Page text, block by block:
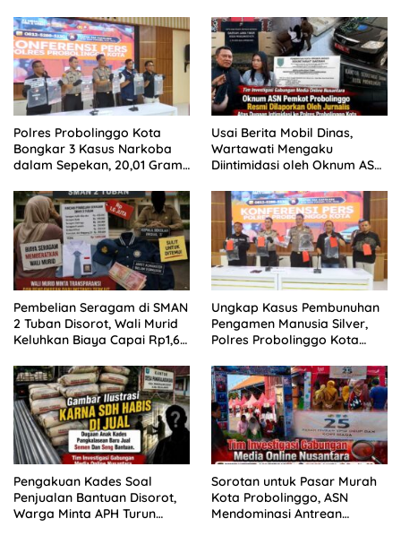
Polres Probolinggo Kota
Bongkar 3 Kasus Narkoba
dalam Sepekan, 20,01 Gram
Usai Berita Mobil Dinas,
Wartawati Mengaku
Diintimidasi oleh Oknum ASN
Tempuh Jalur Hukum
Pembelian Seragam di SMAN
2 Tuban Disorot, Wali Murid
Keluhkan Biaya Capai Rp1,6
Ungkap Kasus Pembunuhan
Pengamen Manusia Silver,
Polres Probolinggo Kota
Pengakuan Kades Soal
Penjualan Bantuan Disorot,
Warga Minta APH Turun
Sorotan untuk Pasar Murah
Kota Probolinggo, ASN
Mendominasi Antrean